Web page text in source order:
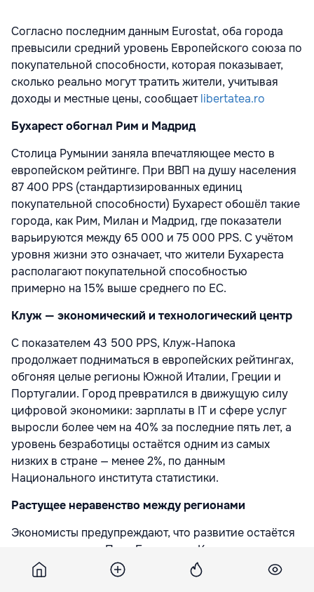
Согласно последним данным Eurostat, оба города
превысили средний уровень Европейского союза по
покупательной способности, которая показывает,
сколько реально могут тратить жители, учитывая
доходы и местные цены, сообщаетlibertatea.ro
Бухарест обогнал Рим и Мадрид
Столица Румынии заняла впечатляющее место в
европейском рейтинге. При ВВП на душу населения
87 400 PPS (стандартизированных единиц
покупательной способности) Бухарест обошёл такие
города, как Рим, Милан и Мадрид, где показатели
варьируются между 65 000 и 75 000 PPS. С учётом
уровня жизни это означает, что жители Бухареста
располагают покупательной способностью
примерно на 15% выше среднего по ЕС.
Клуж — экономический и технологический центр
С показателем 43 500 PPS, Клуж-Напока
продолжает подниматься в европейских рейтингах,
обгоняя целые регионы Южной Италии, Греции и
Португалии. Город превратился в движущую силу
цифровой экономики: зарплаты в IT и сфере услуг
выросли более чем на 40% за последние пять лет, а
уровень безработицы остаётся одним из самых
низких в стране — менее 2%, по данным
Национального института статистики.
Растущее неравенство между регионами
Экономисты предупреждают, что развитие остаётся
неравномерным. Пока Бухарест и Клуж
приближаются к уровню Западной Европы, южные и